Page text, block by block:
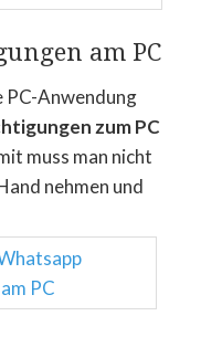
am PC
PC-Anwendung
zum PC
muss man nicht
nehmen und